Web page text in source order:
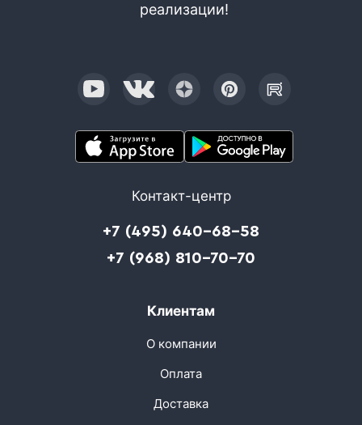
реализации!
Контакт-центр
+7 (495) 640-68-58
+7 (968) 810-70-70
Клиентам
О компании
Оплата
Доставка